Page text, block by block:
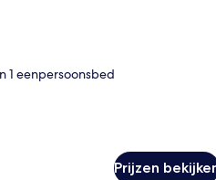
1 eenpersoonsbed
Prijzen